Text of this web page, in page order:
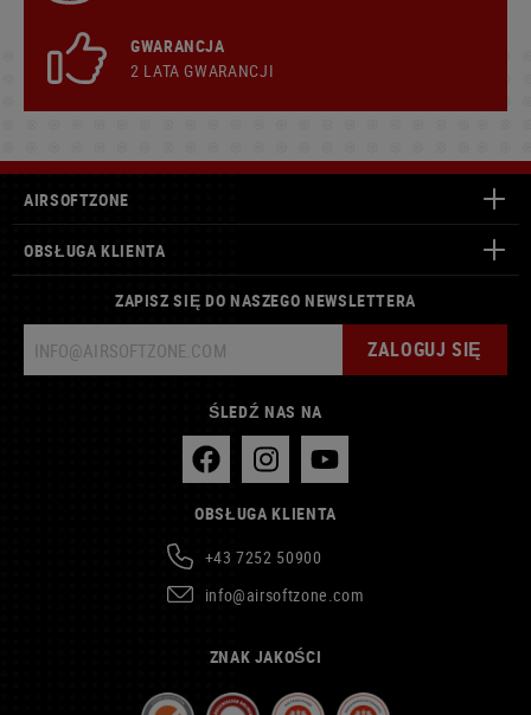
GWARANCJA
2 LATA GWARANCJI
AIRSOFTZONE
OBSŁUGA KLIENTA
ZAPISZ SIĘ DO NASZEGO NEWSLETTERA
ZALOGUJ SIĘ
ŚLEDŹ NAS NA
OBSŁUGA KLIENTA
+43 7252 50900
info@airsoftzone.com
ZNAK JAKOŚCI